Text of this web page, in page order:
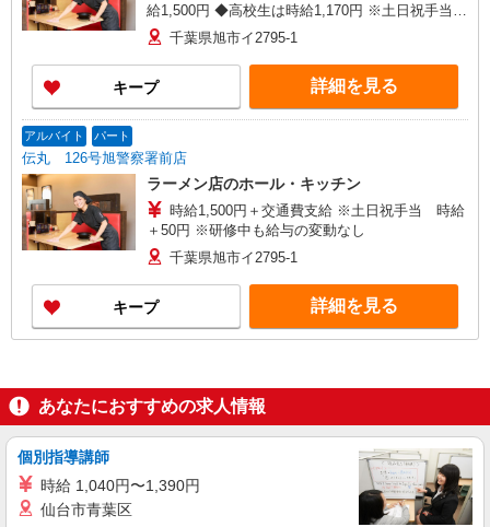
給1,500円 ◆高校生は時給1,170円 ※土日祝手当
時給＋50円 ※研修中も給与の変動なし
千葉県旭市イ2795-1
キープ 詳細を見る
アルバイト パート
伝丸 126号旭警察署前店
ラーメン店のホール・キッチン
時給1,500円＋交通費支給 ※土日祝手当 時給
＋50円 ※研修中も給与の変動なし
千葉県旭市イ2795-1
キープ 詳細を見る
あなたにおすすめの求人情報
個別指導講師
時給 1,040円〜1,390円
仙台市青葉区